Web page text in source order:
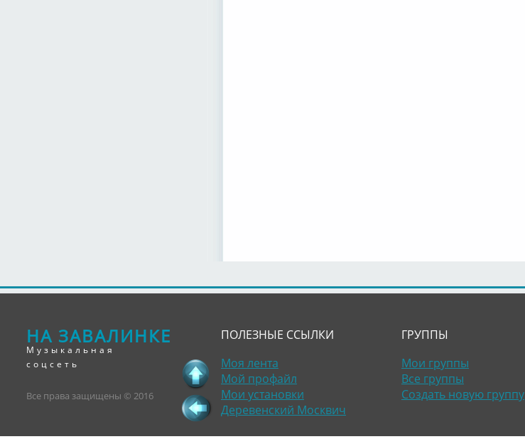
НА ЗАВАЛИНКЕ
Музыкальная
соцсеть
Все права защищены © 2016
ПОЛЕЗНЫЕ ССЫЛКИ
Моя лента
Мой профайл
Мои установки
Деревенский Москвич
ГРУППЫ
Мои группы
Все группы
Создать новую группу